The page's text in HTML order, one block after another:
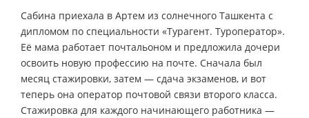
Сабина приехала в Артем из солнечного Ташкента с
дипломом по специальности «Турагент. Туроператор».
Её мама работает почтальоном и предложила дочери
освоить новую профессию на почте. Сначала был
месяц стажировки, затем — сдача экзаменов, и вот
теперь она оператор почтовой связи второго класса.
Стажировка для каждого начинающего работника —